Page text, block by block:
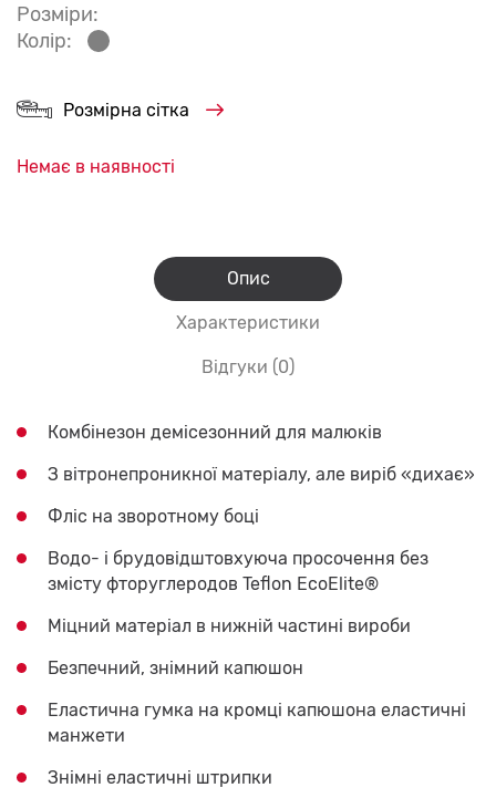
Розміри:
Колір:
Розмірна сітка
Немає в наявності
Опис
Характеристики
Відгуки (0)
Комбінезон демісезонний для малюків
З вітронепроникної матеріалу, але виріб «дихає»
Фліс на зворотному боці
Водо- і брудовідштовхуюча просочення без
змісту фторуглеродов Teflon EcoElite®
Міцний матеріал в нижній частині вироби
Безпечний, знімний капюшон
Еластична гумка на кромці капюшона еластичні
манжети
Знімні еластичні штрипки